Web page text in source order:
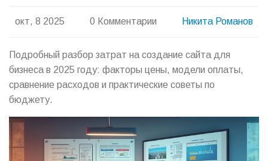
окт, 8 2025 0 Комментарии Никита Романов
Подробный разбор затрат на создание сайта для
бизнеса в 2025 году: факторы цены, модели оплаты,
сравнение расходов и практические советы по
бюджету.